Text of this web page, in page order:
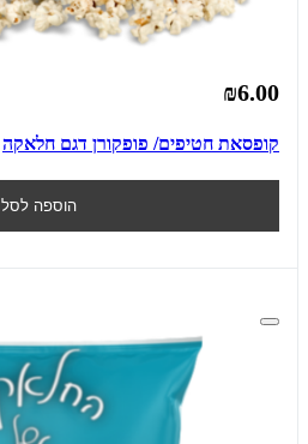
₪6.00
קופסאת חטיפים/ פופקורן דגם חלאקה
הוספה לסל